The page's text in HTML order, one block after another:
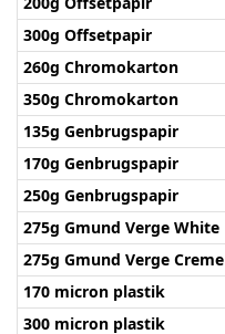
300g Offsetpapir
260g Chromokarton
350g Chromokarton
135g Genbrugspapir
170g Genbrugspapir
250g Genbrugspapir
275g Gmund Verge White
275g Gmund Verge Creme
170 micron plastik
300 micron plastik